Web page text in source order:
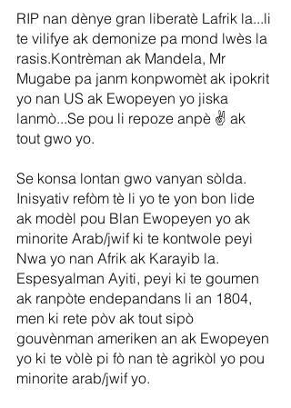
RIP nan dènye gran liberatè Lafrik la...li
te vilifye ak demonize pa mond lwès la
rasis.Kontrèman ak Mandela, Mr
Mugabe pa janm konpwomèt ak ipokrit
yo nan US ak Ewopeyen yo jiska
lanmò...Se pou li repoze anpè ✌️ ak
tout gwo yo.
Se konsa lontan gwo vanyan sòlda.
Inisyativ refòm tè li yo te yon bon lide
ak modèl pou Blan Ewopeyen yo ak
minorite Arab/jwif ki te kontwole peyi
Nwa yo nan Afrik ak Karayib la.
Espesyalman Ayiti, peyi ki te goumen
ak ranpòte endepandans li an 1804,
men ki rete pòv ak tout sipò
gouvènman ameriken an ak Ewopeyen
yo ki te vòlè pi fò nan tè agrikòl yo pou
minorite arab/jwif yo.